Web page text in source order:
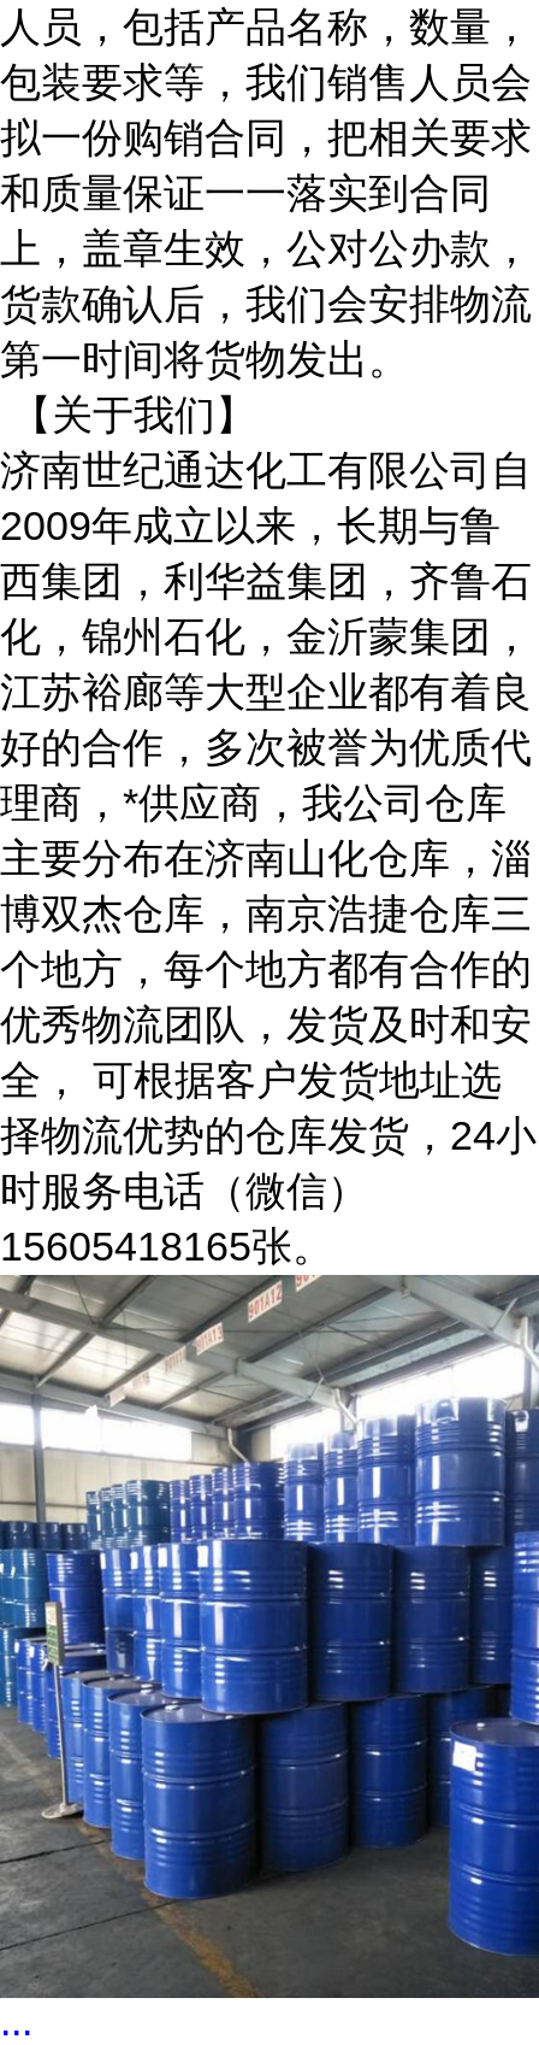
人员，包括产品名称，数量，
包装要求等，我们销售人员会
拟一份购销合同，把相关要求
和质量保证一一落实到合同
上，盖章生效，公对公办款，
货款确认后，我们会安排物流
第一时间将货物发出。
【关于我们】
济南世纪通达化工有限公司自
2009年成立以来，长期与鲁
西集团，利华益集团，齐鲁石
化，锦州石化，金沂蒙集团，
江苏裕廊等大型企业都有着良
好的合作，多次被誉为优质代
理商，*供应商，我公司仓库
主要分布在济南山化仓库，淄
博双杰仓库，南京浩捷仓库三
个地方，每个地方都有合作的
优秀物流团队，发货及时和安
全， 可根据客户发货地址选
择物流优势的仓库发货，24小
时服务电话（微信）
15605418165张。
...